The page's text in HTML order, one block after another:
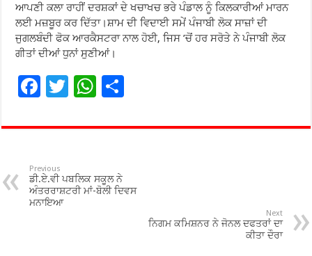
ਆਪਣੀ ਕਲਾ ਰਾਹੀਂ ਦਰਸ਼ਕਾਂ ਦੇ ਖਚਾਖਚ ਭਰੇ ਪੰਡਾਲ ਨੂੰ ਕਿਲਕਾਰੀਆਂ ਮਾਰਨ
ਲਈ ਮਜ਼ਬੂਰ ਕਰ ਦਿੱਤਾ।ਸ਼ਾਮ ਦੀ ਵਿਦਾਈ ਸਮੇਂ ਪੰਜਾਬੀ ਲੋਕ ਸਾਜ਼ਾਂ ਦੀ
ਜੁਗਲਬੰਦੀ ਫੋਕ ਆਰਕੈਸਟਰਾ ਨਾਲ ਹੋਈ, ਜਿਸ ’ਚੋਂ ਹਰ ਸਰੋਤੇ ਨੇ ਪੰਜਾਬੀ ਲੋਕ
ਗੀਤਾਂ ਦੀਆਂ ਧੁਨਾਂ ਸੁਣੀਆਂ।
F
e
o
o
T
tt
W
at
p
p
ar
Previous
ਡੀ.ਏ.ਵੀ ਪਬਲਿਕ ਸਕੂਲ ਨੇ
ਅੰਤਰਰਾਸ਼ਟਰੀ ਮਾਂ-ਬੋਲੀ ਦਿਵਸ
ਮਨਾਇਆ
Next
ਨਿਗਮ ਕਮਿਸ਼ਨਰ ਨੇ ਜੋਨਲ ਦਫਤਰਾਂ ਦਾ
ਕੀਤਾ ਦੌਰਾ